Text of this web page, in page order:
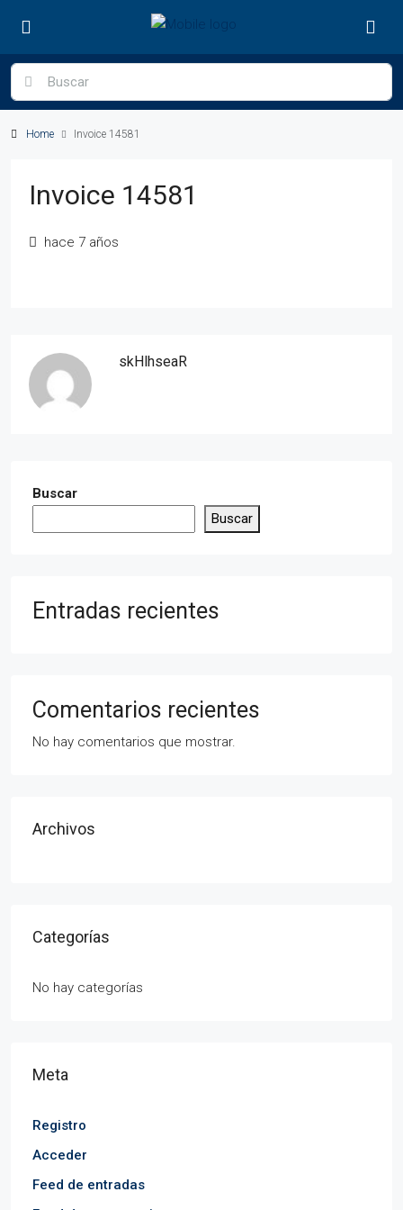
Home Invoice 14581
Invoice 14581
hace 7 años
skHlhseaR
Buscar
Buscar
Entradas recientes
Comentarios recientes
No hay comentarios que mostrar.
Archivos
Categorías
No hay categorías
Meta
Registro
Acceder
Feed de entradas